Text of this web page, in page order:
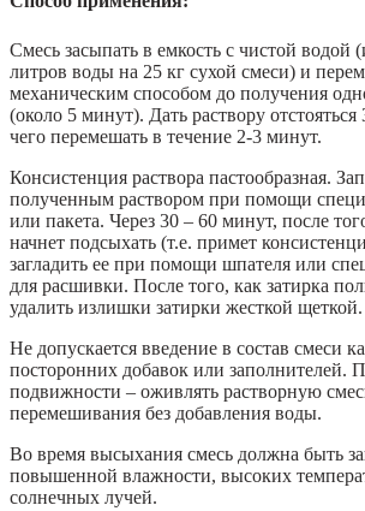
Смесь засыпать в емкость с чистой водой
литров воды на 25 кг сухой смеси) и
механическим способом до получения
(около 5 минут). Дать раствору
чего перемешать в течение 2-3 минут.
Консистенция раствора пастообразная.
полученным раствором при помощи
или пакета. Через 30 – 60 минут, после
начнет подсыхать (т.е. примет
загладить ее при помощи шпателя или
для расшивки. После того, как затирка
удалить излишки затирки жесткой щеткой.
Не допускается введение в состав смеси
посторонних добавок или заполнителей.
подвижности – оживлять растворную
перемешивания без добавления воды.
Во время высыхания смесь должна быть
повышенной влажности, высоких
солнечных лучей.